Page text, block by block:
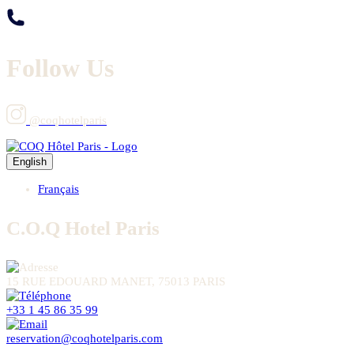
Follow Us
@coqhotelparis
English
Français
C.O.Q Hotel Paris
15 RUE EDOUARD MANET, 75013 PARIS
+33 1 45 86 35 99
reservation@coqhotelparis.com